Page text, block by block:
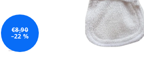
€8,90
–22 %